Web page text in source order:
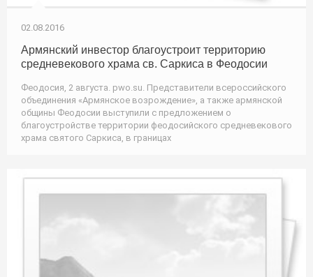
02.08.2016
Армянский инвестор благоустроит территорию
средневекового храма св. Саркиса в Феодосии
Феодосия, 2 августа. pwo.su. Представители всероссийского
объединения «Армянское возрождение», а также армянской
общины Феодосии выступили с предложением о
благоустройстве территории феодосийского средневекового
храма святого Саркиса, в границах